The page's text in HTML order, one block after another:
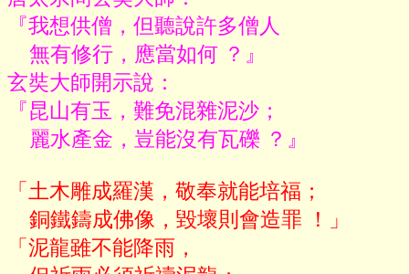
『我想供僧，但聽說許多僧人
玄奘大師開示說：
『昆山有玉，難免混雜泥沙；
    麗水產金，豈能沒有瓦礫 ？』
「土木雕成羅漢，敬奉就能培福；
「泥龍雖不能降雨，